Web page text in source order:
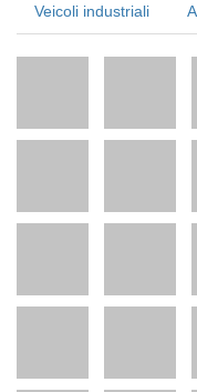
Veicoli industriali